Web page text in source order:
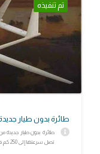
تم تنفيذه
طائرة بدون طيار جديدة
تصل سرعتها إلى 250 كم في الساعة ، وقادرة على البقاء في الجو لم...